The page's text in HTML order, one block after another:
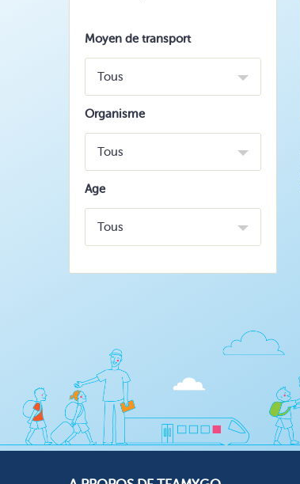
Moyen de transport
Tous
Organisme
Tous
Age
Tous